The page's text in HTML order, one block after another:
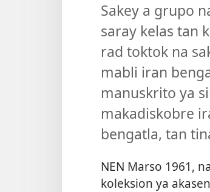
Sakey a grupo
saray kelas tan
rad toktok na
mabli iran
manuskrito ya
makadiskobre
bengatla, tan
NEN Marso 1961,
koleksion ya